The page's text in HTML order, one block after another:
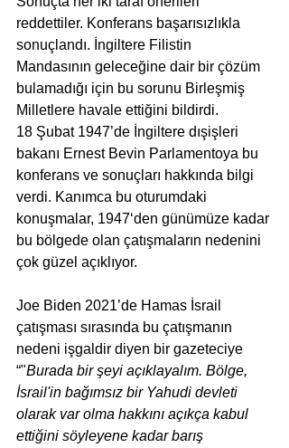
reddettiler. Konferans başarısızlıkla
sonuçlandı. İngiltere Filistin
Mandasının geleceğine dair bir çözüm
bulamadığı için bu sorunu Birleşmiş
Milletlere havale ettiğini bildirdi.
18 Şubat 1947’de İngiltere dışişleri
bakanı Ernest Bevin Parlamentoya bu
konferans ve sonuçları hakkında bilgi
verdi. Kanımca bu oturumdaki
konuşmalar, 1947‘den günümüze kadar
bu bölgede olan çatışmaların nedenini
çok güzel açıklıyor.
Joe Biden 2021’de Hamas İsrail
çatışması sırasında bu çatışmanın
nedeni işgaldir diyen bir gazeteciye
“"Burada bir şeyi açıklayalım. Bölge,
İsrail'in bağımsız bir Yahudi devleti
olarak var olma hakkını açıkça kabul
ettiğini söyleyene kadar barış